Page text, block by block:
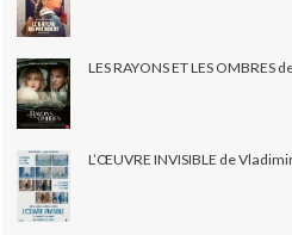
LES RAYONS ET LES OMBRES
L’ŒUVRE INVISIBLE de